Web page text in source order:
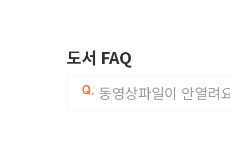
도서 FAQ
동영상파일이 안열려